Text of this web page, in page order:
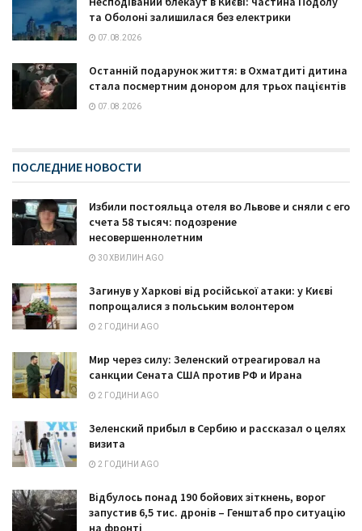
та Оболоні залишилася без електрики
07.08.2026
Останній подарунок життя: в Охматдиті дитина
стала посмертним донором для трьох пацієнтів
07.08.2026
ПОСЛЕДНИЕ НОВОСТИ
Избили постояльца отеля во Львове и сняли с его
счета 58 тысяч: подозрение
несовершеннолетним
30 ХВИЛИН AGO
Загинув у Харкові від російської атаки: у Києві
попрощалися з польським волонтером
2 ГОДИНИ AGO
Мир через силу: Зеленский отреагировал на
санкции Сената США против РФ и Ирана
2 ГОДИНИ AGO
Зеленский прибыл в Сербию и рассказал о целях
визита
2 ГОДИНИ AGO
Відбулось понад 190 бойових зіткнень, ворог
запустив 6,5 тис. дронів – Генштаб про ситуацію
на фронті